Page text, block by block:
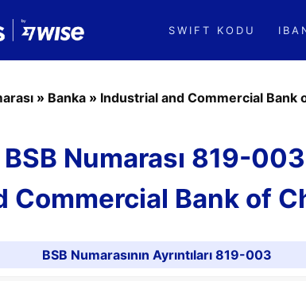
SWIFT KODU
» Banka » Industrial and Commercial Bank
Numarası 819-
Commercial Bank of
BSB Numarasının Ayrıntıları 819-003